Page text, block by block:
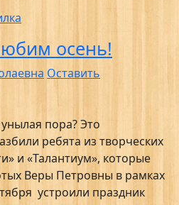
осень!
Оставить
пора? Это
ребята из творческих
и «Талантиум», которые
Веры Петровны в рамках
устроили праздник